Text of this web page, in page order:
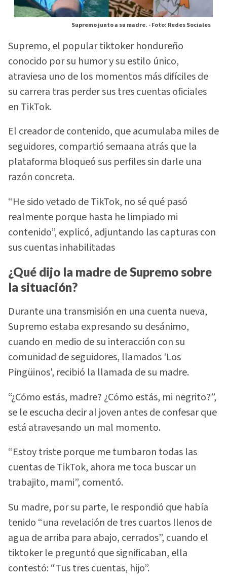
Supremo junto a su madre. -Foto: Redes Sociales
Supremo, el popular tiktoker hondureño
conocido por su humor y su estilo único,
atraviesa uno de los momentos más difíciles de
su carrera tras perder sus tres cuentas oficiales
en TikTok.
El creador de contenido, que acumulaba miles de
seguidores, compartió semaana atrás que la
plataforma bloqueó sus perfiles sin darle una
razón concreta.
“He sido vetado de TikTok, no sé qué pasó
realmente porque hasta he limpiado mi
contenido”, explicó, adjuntando las capturas con
sus cuentas inhabilitadas
¿Qué dijo la madre de Supremo sobre
la situación?
Durante una transmisión en una cuenta nueva,
Supremo estaba expresando su desánimo,
cuando en medio de su interacción con su
comunidad de seguidores, llamados 'Los
Pingüinos', recibió la llamada de su madre.
“¿Cómo estás, madre? ¿Cómo estás, mi negrito?”,
se le escucha decir al joven antes de confesar que
está atravesando un mal momento.
“Estoy triste porque me tumbaron todas las
cuentas de TikTok, ahora me toca buscar un
trabajito, mami”, comentó.
Su madre, por su parte, le respondió que había
tenido “una revelación de tres cuartos llenos de
agua de arriba para abajo, cerrados”, cuando el
tiktoker le preguntó que significaban, ella
contestó: “Tus tres cuentas, hijo”.